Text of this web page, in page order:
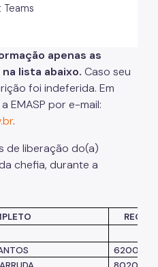
Teams
apenas as
lista abaixo. Caso seu
foi indeferida. Em
EMASP por e-mail:
.
de liberação do(a)
chefia, durante a
6200265